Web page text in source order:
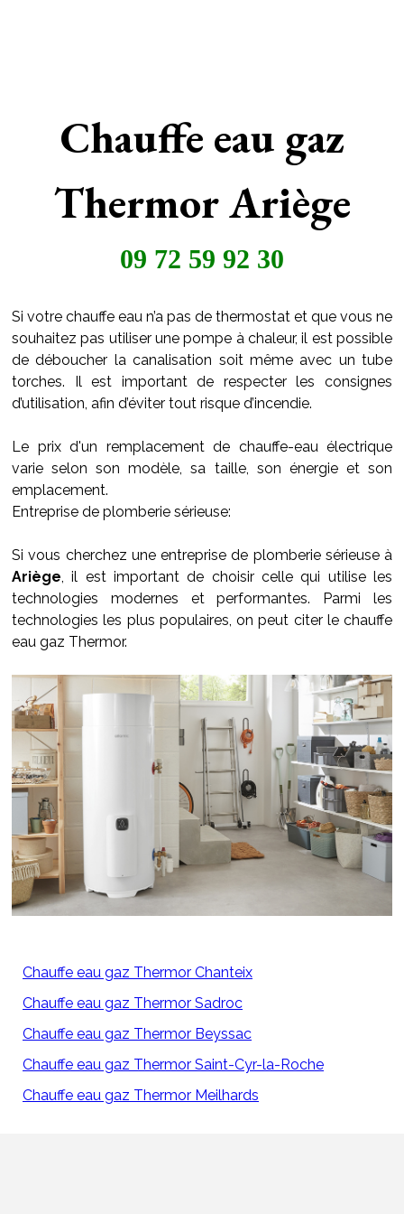
Chauffe eau gaz
Thermor Ariège
09 72 59 92 30
Si votre chauffe eau n’a pas de thermostat et que vous ne
souhaitez pas utiliser une pompe à chaleur, il est possible
de déboucher la canalisation soit même avec un tube
torches. Il est important de respecter les consignes
d’utilisation, afin d’éviter tout risque d’incendie.
Le prix d'un remplacement de chauffe-eau électrique
varie selon son modèle, sa taille, son énergie et son
emplacement.
Entreprise de plomberie sérieuse:
Si vous cherchez une entreprise de plomberie sérieuse à
Ariège, il est important de choisir celle qui utilise les
technologies modernes et performantes. Parmi les
technologies les plus populaires, on peut citer le chauffe
eau gaz Thermor.
Chauffe eau gaz Thermor Chanteix
Chauffe eau gaz Thermor Sadroc
Chauffe eau gaz Thermor Beyssac
Chauffe eau gaz Thermor Saint-Cyr-la-Roche
Chauffe eau gaz Thermor Meilhards